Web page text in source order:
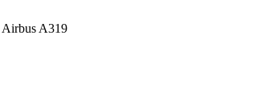
Airbus A319